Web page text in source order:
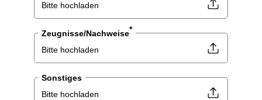
Bitte hochladen
Zeugnisse/Nachweise*
Bitte hochladen
Sonstiges
Bitte hochladen